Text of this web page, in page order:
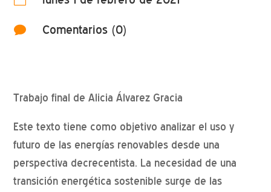
 Comentarios (0)
Trabajo final de Alicia Álvarez Gracia
Este texto tiene como objetivo analizar el uso y
futuro de las energías renovables desde una
perspectiva decrecentista. La necesidad de una
transición energética sostenible surge de las